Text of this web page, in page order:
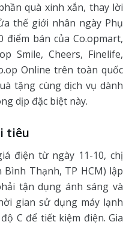
quà xinh xắn, thay lời
thế giới nhân ngày Phụ
điểm bán của Co.opmart,
Smile, Cheers, Finelife,
Online trên toàn quốc
tặng cùng dịch vụ dành
dịp đặc biệt này.
tiêu
điện từ ngày 11-10, chị
Thạnh, TP HCM) lập
tận dụng ánh sáng và
gian sử dụng máy lạnh
C để tiết kiệm điện. Gia